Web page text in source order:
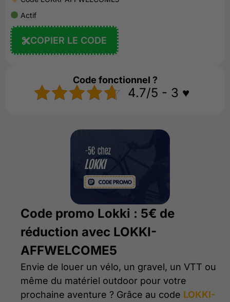
Code promo Lokki : 5€ de
réduction avec LOKKI-
AFFWELCOME5
Envie de louer un vélo, un gravel, un VTT ou
même du matériel outdoor pour votre
prochaine aventure ? Grâce au code LOKKI-
Actif
COPIER LE CODE
Code fonctionnel ?
4.7/5 - 3 ♥️